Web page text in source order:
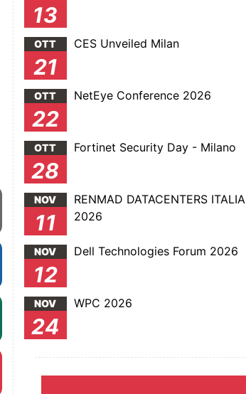
13
OTT
21
CES Unveiled Milan
OTT
22
NetEye Conference 2026
OTT
28
Fortinet Security Day - Milano
NOV
11
RENMAD DATACENTERS ITALIA
2026
NOV
12
Dell Technologies Forum 2026
NOV
24
WPC 2026